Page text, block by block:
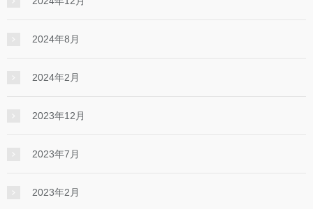
2024年8月
2024年2月
2023年12月
2023年7月
2023年2月